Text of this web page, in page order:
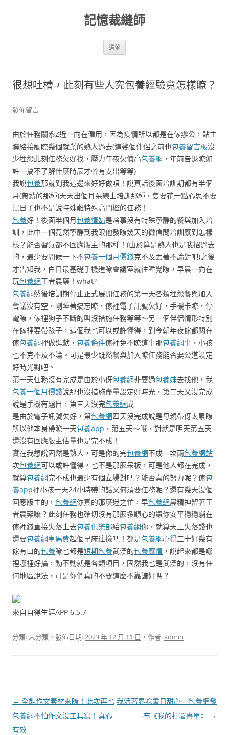
記憶裁縫師
選單
很想吐槽，此刻有些人究包養經驗竟怎樣瞭？
發佈留言
由於任務關系Z近一向在僱用，因為疫情所以都是在傢辦公，貼主
聯絡接觸瞭幾個就業的熟人過去(這幾個伴侶之前也包養留言板沒
少埋怨此刻任務欠好找，壓力年夜欠債高包養網 ，年前告退瞭如
許一搞不了解什麼時辰才幹有支出等等)
我說包養那就到我這邊來好好做唄！說真話後面培訓期都有半個
月(帶薪的那種)天天出個耳朵線上培訓那種，隻要花一點心思不要
混日子也不是說特殊難特殊高門檻的任務！
包養好！後面半個月包養情婦是啥事沒有特殊寧靜的餐與加入培
訓，此中一個竟然寧靜到我跟他發瞭幾天的微信問培訓感到怎樣
樣？能否習氣都不回應版主的那種！(由於算是熟人也是我招過去
的，最少要問候一下不包養一個月價錢克不及丟著不論對吧)之後
才告知我，白日最基礎手機進瞭會議室就往睡覺瞭，早晨一向在
玩包養網王者農藥！what?
包養網然後培訓期停止正式展開任務的第一天各類埋怨餐與加入
會議沒有空，剛睡著搞忘瞭，傢裡電子訊號欠好，手機卡瞭，停
電瞭，傢裡狗子不斷的叫沒措施任務等等～另一個伴侶情形特別
在傢裡要帶孩子，這個我也可以或許懂得，到今朝年夜傢都關在
傢包養網裡做進獻， 包養條件傢裡免不瞭這事那包養網事，小孩
也不克不及不論。可是最少既然餐與加入瞭任務能否要公道設定
好時光對吧。
第一天任務沒有完成是由於小伢包養網非要過包養妹去找他，我
包養一個月價錢說那也沒措施盡量設定好時光，第二天又沒完成
說是手機有題目，第三天沒完包養網成
是由於電子訊號欠好，第包養網四天沒完成說是母親帶伢太累瞭
所以他本身帶瞭一天包養app ，第五天～哦，對就是明天第五天
還沒有回應版主估量也是完不成！
實在我想說固然是熟人，可是你的完包養網不成一次兩包養網站
次包養網可以或許懂得，也不是那麼呆板，可是他人都在完成，
就算包養網完不成也最少有個立場對吧？能否真的努力呢？傢包
養app裡小孩一天24小時帶的話又何須要任務呢？還有幾天沒個
回應版主的， 包養網你真的那麼迷之忙，早包養網晨精神留著王
者農藥嘛？此刻任務也確切沒有那麼多順心的讓你安平穩穩躺在
傢裡錢直接失落上去包養俱樂部給包養網你，就算天上失落錢也
還要包養網車馬費起個早床往撿吧！都是包養網心得三十好幾有
傢有口的包養瞭也都是短期包養武漢的包養感情 ，說起來都是哪
裡哪裡好搞，動不動就是各類項目，固然我也是武漢的，沒有任
何地區說法，可是你們真的不要這麼不靠譜好嗎？
來自自得生涯APP 6.5.7
分類: 未分類，發佈日期:2023 年 12 月 11 日 ，作者:admin
文
章
導
← 全能作文素材來瞭！此次再也
包養網不怕作文沒工具寫！真心
有效
我活著界唸書日甜心一包養網發
布《我的打署書單》
→